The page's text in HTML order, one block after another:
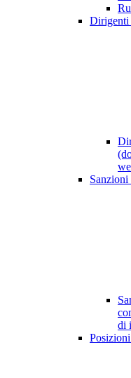
Dirigenti
Sanzioni
di